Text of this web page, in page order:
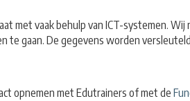
met vaak behulp van ICT-systemen.
te gaan. De gegevens worden
opnemen met Edutrainers of met de